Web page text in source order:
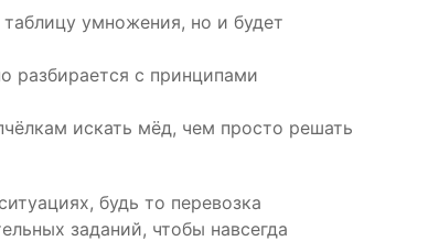
умножения, но и будет
разбирается с принципами
искать мёд, чем просто решать
будь то перевозка
заданий, чтобы навсегда